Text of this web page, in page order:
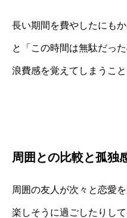
長い期間を費やしたにも
と「この時間は無駄だっ
浪費感を覚えてしまうこと
周囲との比較と孤独
周囲の友人が次々と恋愛
楽しそうに過ごしたりし